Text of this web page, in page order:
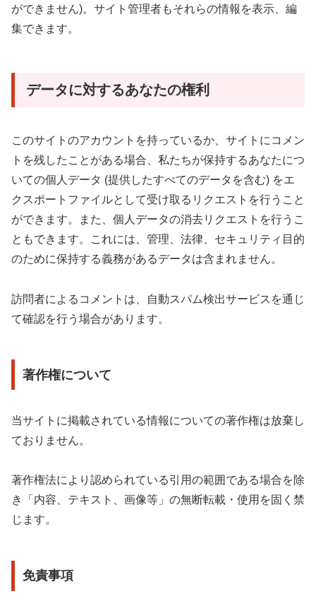
ができません)。サイト管理者もそれらの情報を表示、編
集できます。
データに対するあなたの権利
このサイトのアカウントを持っているか、サイトにコメン
トを残したことがある場合、私たちが保持するあなたにつ
いての個人データ (提供したすべてのデータを含む) をエ
クスポートファイルとして受け取るリクエストを行うこと
ができます。また、個人データの消去リクエストを行うこ
ともできます。これには、管理、法律、セキュリティ目的
のために保持する義務があるデータは含まれません。
訪問者によるコメントは、自動スパム検出サービスを通じ
て確認を行う場合があります。
著作権について
当サイトに掲載されている情報についての著作権は放棄し
ておりません。
著作権法により認められている引用の範囲である場合を除
き「内容、テキスト、画像等」の無断転載・使用を固く禁
じます。
免責事項